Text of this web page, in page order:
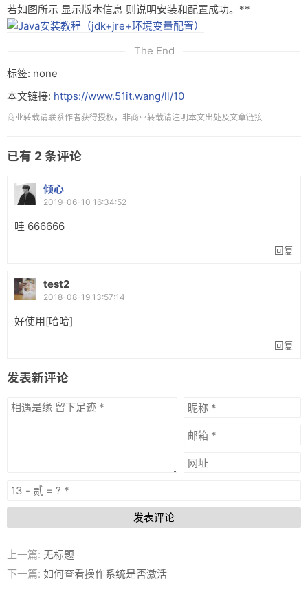
若如图所示 显示版本信息 则说明安装和配置成功。**
The End
标签: none
本文链接: https://www.51it.wang/ll/10
商业转载请联系作者获得授权，非商业转载请注明本文出处及文章链接
已有 2 条评论
倾心
2019-06-10 16:34:52
哇 666666
回复
test2
2018-08-19 13:57:14
好使用[哈哈]
回复
发表新评论
发表评论
上一篇: 无标题
下一篇: 如何查看操作系统是否激活